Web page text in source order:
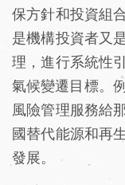
保方針和投資組
是機構投資者又
理，進行系統性
氣候變遷目標。
風險管理服務給
國替代能源和再
發展。